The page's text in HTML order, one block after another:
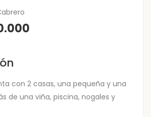
con 2 casas, una pequeña y una
de una viña, piscina, nogales y